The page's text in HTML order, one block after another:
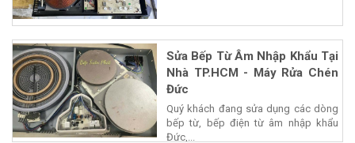
Sửa Bếp Từ Âm Nhập Khẩu Tại
Nhà TP.HCM - Máy Rửa Chén
Đức
Quý khách đang sửa dụng các dòng
bếp từ, bếp điện từ âm nhập khẩu
Đức,...